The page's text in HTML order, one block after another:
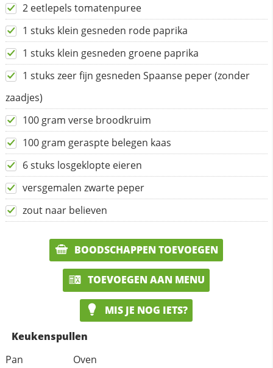
2 eetlepels tomatenpuree
1 stuks klein gesneden rode paprika
1 stuks klein gesneden groene paprika
1 stuks zeer fijn gesneden Spaanse peper (zonder
zaadjes)
100 gram verse broodkruim
100 gram geraspte belegen kaas
6 stuks losgeklopte eieren
versgemalen zwarte peper
zout naar believen
BOODSCHAPPEN TOEVOEGEN
TOEVOEGEN AAN MENU
MIS JE NOG IETS?
Keukenspullen
Pan
Oven